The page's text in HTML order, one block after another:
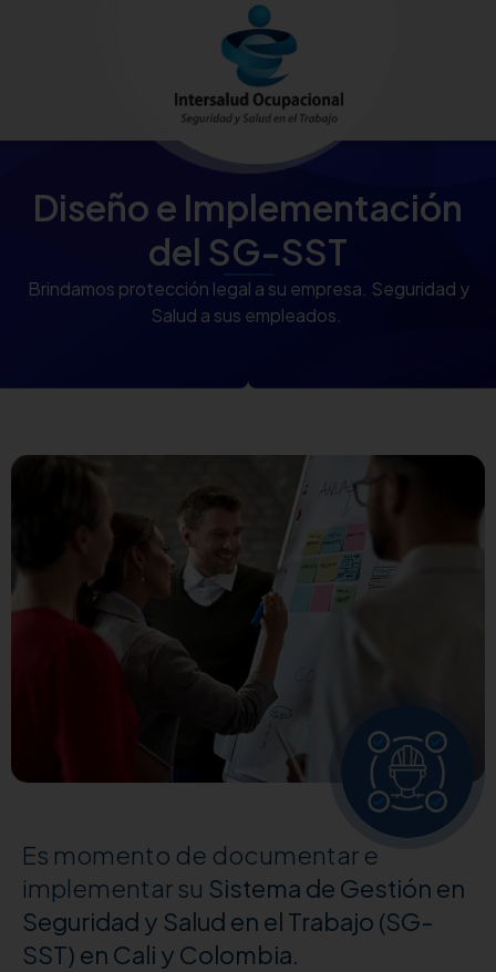
Diseño e Implementación
del SG-SST
Brindamos protección legal a su empresa. Seguridad y
Salud a sus empleados.
Es momento de documentar e
implementar su Sistema de Gestión en
Seguridad y Salud en el Trabajo (SG-
SST) en Cali y Colombia.